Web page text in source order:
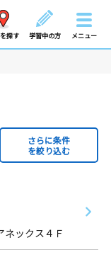
探す 学習中の方 メニュー
さらに条件
を絞り込む
ックス４Ｆ